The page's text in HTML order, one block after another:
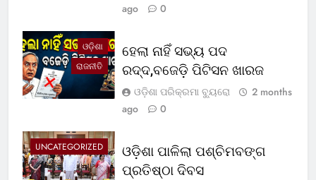
ago
0
ଓଡ଼ିଶା
ରାଜନୀତି
ହେଲା ନାହିଁ ସଭ୍ୟ ପଦ
ରଦ୍ଦ,ବଜେଡ଼ି ପିଟିସନ ଖାରଜ
ଓଡ଼ିଶା ପରିକ୍ରମା ବ୍ୟୁରୋ
2 months
ago
0
UNCATEGORIZED
ଓଡ଼ିଶା ପାଳିଲା ପଶ୍ଚିମବଙ୍ଗ
ପ୍ରତିଷ୍ଠା ଦିବସ